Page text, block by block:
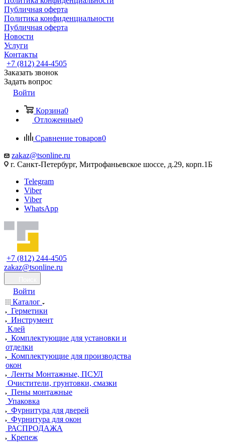
Публичная оферта
Политика конфиденциальности
Публичная оферта
Новости
Услуги
Контакты
+7 (812) 244-4505
Заказать звонок
Задать вопрос
Войти
Корзина0
Отложенные0
Сравнение товаров0
zakaz@tsonline.ru
г. Санкт-Петербург, Митрофаньевское шоссе, д.29, корп.1Б
Telegram
Viber
Viber
WhatsApp
+7 (812) 244-4505
zakaz@tsonline.ru
Войти
Каталог
Герметики
Инструмент
Клей
Комплектующие для установки и
отделки
Комплектующие для производства
окон
Ленты Монтажные, ПСУЛ
Очистители, грунтовки, смазки
Пены монтажные
Упаковка
Фурнитура для дверей
Фурнитура для окон
РАСПРОДАЖА
Крепеж